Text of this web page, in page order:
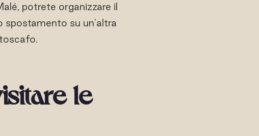
potrete organizzare il
spostamento su un'altra
le